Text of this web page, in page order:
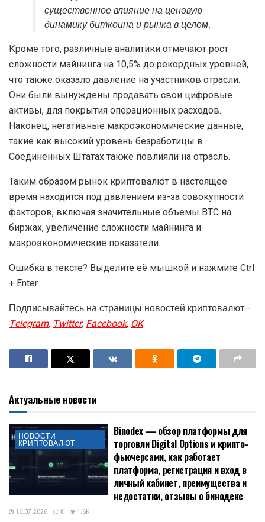
существенное влияние на ценовую
динамику биткоина и рынка в целом.
Кроме того, различные аналитики отмечают рост
сложности майнинга на 10,5% до рекордных уровней,
что также оказало давление на участников отрасли.
Они были вынуждены продавать свои цифровые
активы, для покрытия операционных расходов.
Наконец, негативные макроэкономические данные,
такие как высокий уровень безработицы в
Соединенных Штатах также повлияли на отрасль.
Таким образом рынок криптовалют в настоящее
время находится под давлением из-за совокупности
факторов, включая значительные объемы BTC на
биржах, увеличение сложности майнинга и
макроэкономические показатели.
Ошибка в тексте? Выделите её мышкой и нажмите Ctrl
+ Enter
Подписывайтесь на страницы новостей криптовалют -
Telegram,Twitter,Facebook,OK
Актуальные новости
НОВОСТИ
КРИПТОВАЛЮТ
Binodex — обзор платформы для
торговли Digital Options и крипто-
фьючерсами, как работает
платформа, регистрация и вход в
личный кабинет, преимущества и
недостатки, отзывы о бинодекс
16.07.2026 0 1.6K